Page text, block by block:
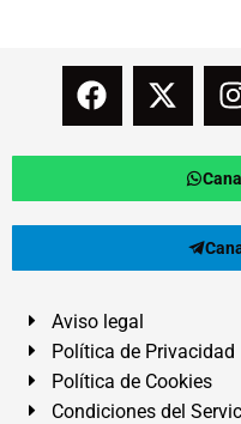
Aviso legal
Política de Privacidad
Política de Cookies
Condiciones del